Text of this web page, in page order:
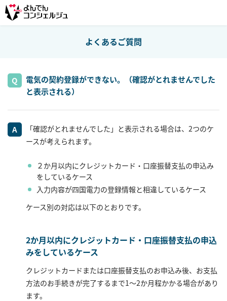
よくあるご質問
電気の契約登録ができない。（確認がとれませんでした
と表示される）
「確認がとれませんでした」と表示される場合は、2つのケ
ースが考えられます。
２か月以内にクレジットカード・口座振替支払の申込み
をしているケース
入力内容が四国電力の登録情報と相違しているケース
ケース別の対応は以下のとおりです。
2か月以内にクレジットカード・口座振替支払の申込
みをしているケース
クレジットカードまたは口座振替支払のお申込み後、お支払
方法のお手続きが完了するまで1～2か月程かかる場合があり
ます。